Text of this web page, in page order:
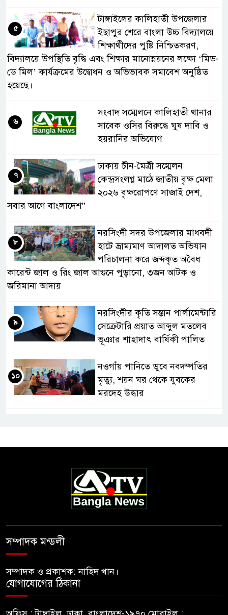
টাঙ্গাইলের কালিহাতী উপজেলার
ইছাপুর শেরে বাংলা উচ্চ বিদ্যালয়ে
শিক্ষার্থীদের পুষ্টি নিশ্চিতকরণ,
বিদ্যালয়ে উপস্থিতি বৃদ্ধি এবং শিক্ষার মানোন্নয়নের লক্ষ্যে ‘মিড-
ডে মিল’ কার্যক্রমের উদ্বোধন ও অভিভাবক সমাবেশ অনুষ্ঠিত
হয়েছে।
৫
সংবাদ সম্মেলনে কালিহাতী থানার
সাবেক ওসির বিরুদ্ধে ঘুষ দাবি ও
হয়রানির অভিযোগ
৬
ঢাকায় চীন-মৈত্রী সম্মেলন
কেন্দ্রসংলগ্ন মাঠে জাতীয় বৃক্ষ মেলা
২০২৬ বৃক্ষরোপণে সাজাই দেশ,
সবার আগে বাংলাদেশ”
৭
নরসিংদী সদর উপজেলার মাধবদী
হাটে ভ্রাম্যমাণ আদালত অভিযান
পরিচালনা করে জব্দকৃত অবৈধ
কারেন্ট জাল ও রিং জাল আগুনে পুড়ানো, ৩জন আটক ও
জরিমানা আদায়
৮
নরসিংদীর কৃতি সন্তান পার্লামেন্টারি
সেক্রেটারি প্রয়াত আব্দুল মতলেব
ভূঞার শাহাদাৎ বার্ষিকী পালিত
৯
নওগাঁয় পানিতে ডুবে নবদম্পতির
মৃত্যু, শয়ন ঘর থেকে যুবকের
মরদেহ উদ্ধার
১০
সম্পাদক মন্ডলী
সম্পাদক ও প্রকাশক: নাহিদ খান।
যোগাযোগের ঠিকানা